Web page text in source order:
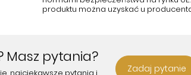
produktu można uzyskać u
Masz pytania?
Zadaj pytanie